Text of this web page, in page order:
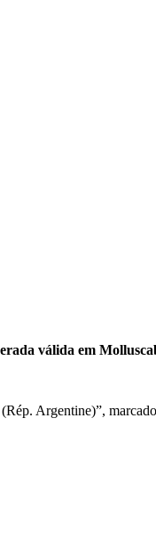
válida em
Argentine)”,